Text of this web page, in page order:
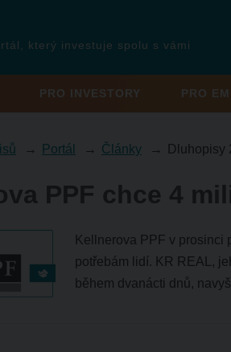
který investuje spolu s vámi
PRO INVESTORY PRO
Portál Články Dluhopisy
PPF chce 4
Kellnerova PPF v prosinci
potřebám lidí. KR REAL,
během dvanácti dnů,